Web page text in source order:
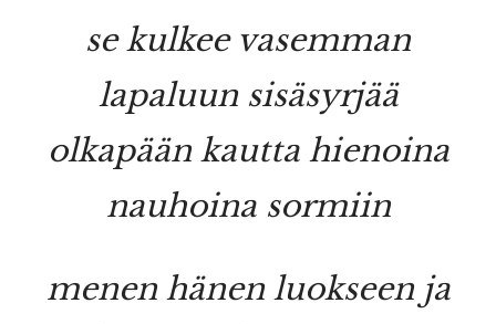
se kulkee vasemman
lapaluun sisäsyrjää
olkapään kautta hienoina
nauhoina sormiin
menen hänen luokseen ja